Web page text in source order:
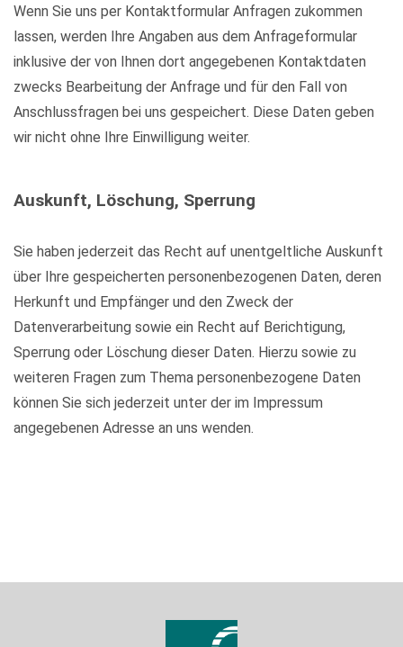
Wenn Sie uns per Kontaktformular Anfragen zukommen
lassen, werden Ihre Angaben aus dem Anfrageformular
inklusive der von Ihnen dort angegebenen Kontaktdaten
zwecks Bearbeitung der Anfrage und für den Fall von
Anschlussfragen bei uns gespeichert. Diese Daten geben
wir nicht ohne Ihre Einwilligung weiter.
Auskunft, Löschung, Sperrung
Sie haben jederzeit das Recht auf unentgeltliche Auskunft
über Ihre gespeicherten personenbezogenen Daten, deren
Herkunft und Empfänger und den Zweck der
Datenverarbeitung sowie ein Recht auf Berichtigung,
Sperrung oder Löschung dieser Daten. Hierzu sowie zu
weiteren Fragen zum Thema personenbezogene Daten
können Sie sich jederzeit unter der im Impressum
angegebenen Adresse an uns wenden.